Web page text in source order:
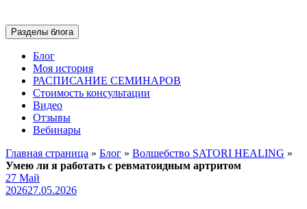
Разделы блога
Блог
Моя история
РАСПИСАНИЕ СЕМИНАРОВ
Стоимость консультации
Видео
Отзывы
Вебинары
Главная страница » Блог » Волшебство SATORI HEALING »
Умею ли я работать с ревматоидным артритом
27 Май
202627.05.2026